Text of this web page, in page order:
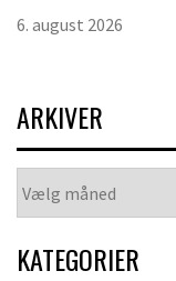
6. august 2026
ARKIVER
KATEGORIER